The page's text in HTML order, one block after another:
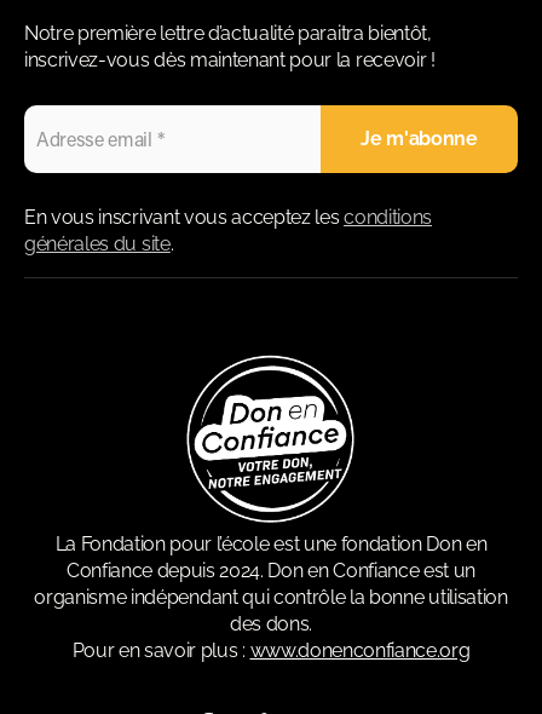
Notre première lettre d’actualité paraitra bientôt,
inscrivez-vous dès maintenant pour la recevoir !
En vous inscrivant vous acceptez lesconditions
générales du site.
La Fondation pour l’école est une fondation Don en
Confiance depuis 2024. Don en Confiance est un
organisme indépendant qui contrôle la bonne utilisation
des dons.
Pour en savoir plus : www.donenconfiance.org